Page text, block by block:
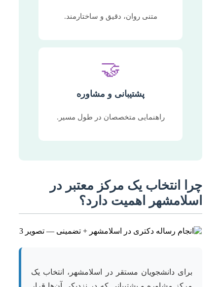
متنی روان، دقیق و ساختارمند.
🤝
پشتیبانی و مشاوره
راهنمایی متخصصان در طول مسیر.
چرا انتخاب یک مرکز معتبر در
اسلامشهر اهمیت دارد؟
برای دانشجویان مستقر در اسلامشهر، انتخاب یک